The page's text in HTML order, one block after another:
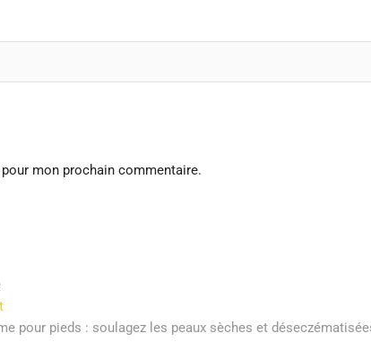
mon prochain commentaire.
Next
post:pour pieds : soulagez les peaux sèches et